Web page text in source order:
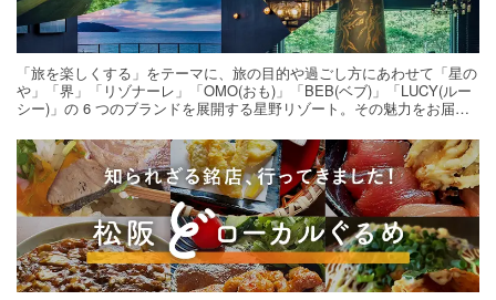
「旅を楽しくする」をテーマに、旅の目的や過ごし方にあわせて「星の
や」「界」「リゾナーレ」「OMO(おも)」「BEB(ベブ)」「LUCY(ルー
シー)」の 6 つのブランドを展開する星野リゾート。その魅力をお届け